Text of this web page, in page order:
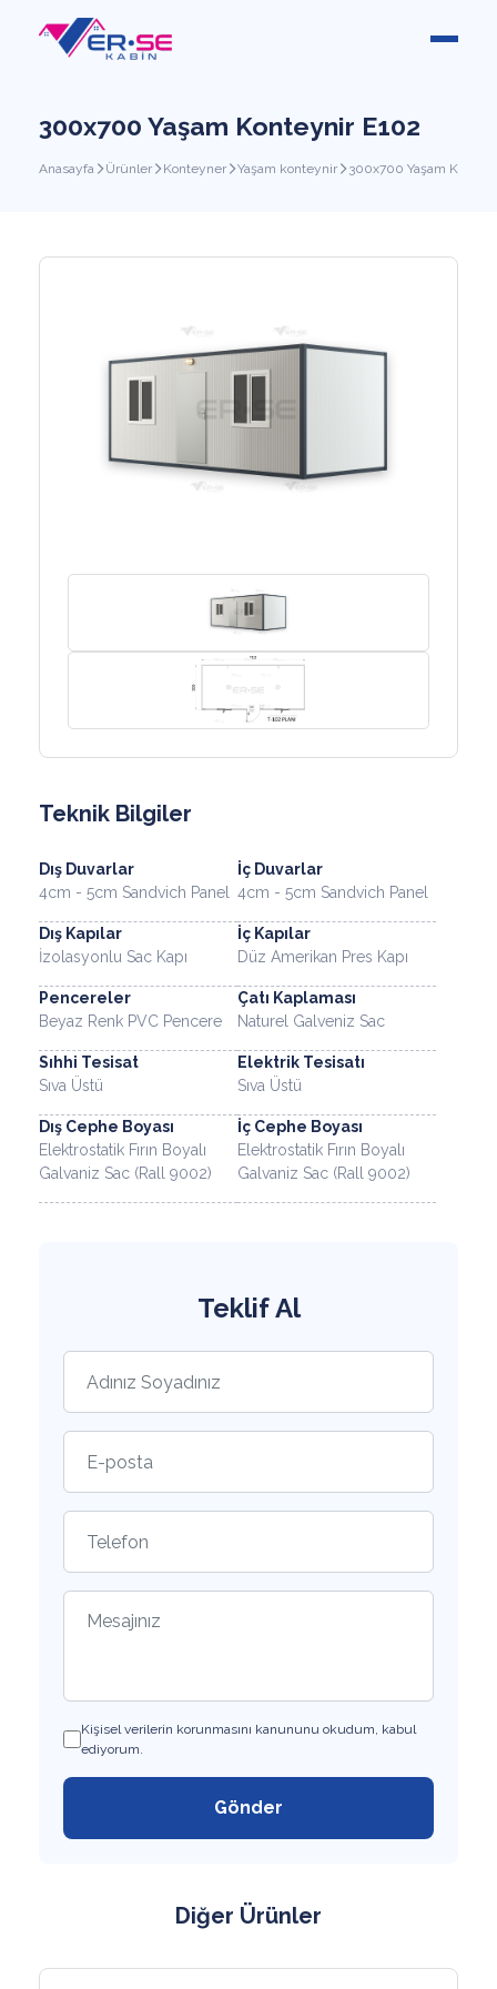
300x700 Yaşam Konteynir E102
Anasayfa Ürünler Konteyner Yaşam konteynir 300x700 Yaşam
Teknik Bilgiler
Dış Duvarlar
4cm - 5cm Sandvich Panel
İç Duvarlar
4cm - 5cm Sandvich Panel
Dış Kapılar
İzolasyonlu Sac Kapı
İç Kapılar
Düz Amerikan Pres Kapı
Pencereler
Beyaz Renk PVC Pencere
Çatı Kaplaması
Naturel Galveniz Sac
Sıhhi Tesisat
Sıva Üstü
Elektrik Tesisatı
Sıva Üstü
Dış Cephe Boyası
Elektrostatik Fırın Boyalı
Galvaniz Sac (Rall 9002)
İç Cephe Boyası
Elektrostatik Fırın Boyalı
Galvaniz Sac (Rall 9002)
Teklif Al
Kişisel verilerin korunmasını kanununu okudum, kabul
ediyorum.
Gönder
Diğer Ürünler